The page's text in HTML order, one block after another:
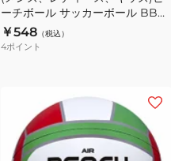
ーチボール サッカーボール BBB-
240
￥548 （税込）
4ポイント